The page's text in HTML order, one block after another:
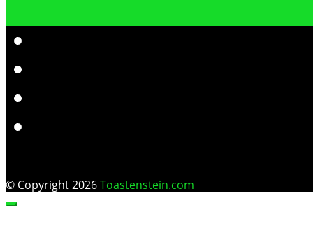
© Copyright 2026Toastenstein.com